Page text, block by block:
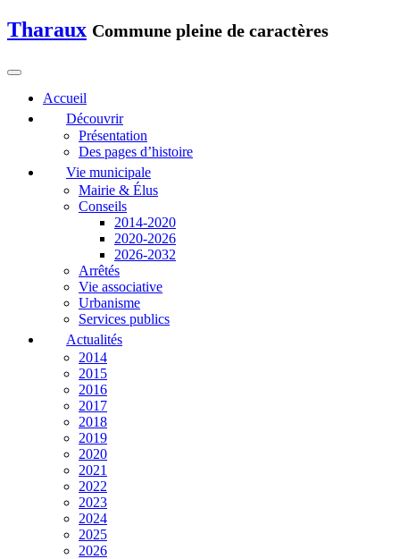
Tharaux Commune pleine de caractères
Accueil
Découvrir
Présentation
Des pages d’histoire
Vie municipale
Mairie & Élus
Conseils
2014-2020
2020-2026
2026-2032
Arrêtés
Vie associative
Urbanisme
Services publics
Actualités
2014
2015
2016
2017
2018
2019
2020
2021
2022
2023
2024
2025
2026